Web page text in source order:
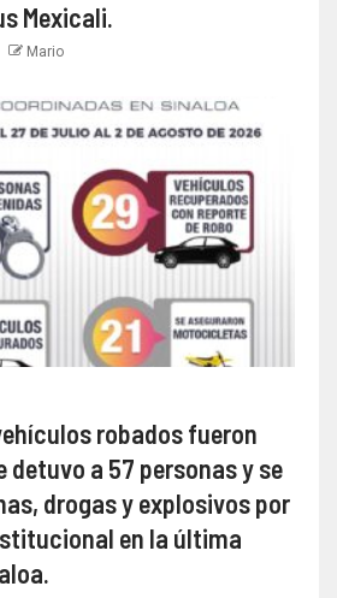
Mexicali.
Mario
robados fueron
detuvo a 57 personas y se
drogas y explosivos por
en la última